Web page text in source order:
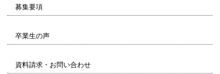
募集要項
卒業生の声
資料請求・お問い合わせ